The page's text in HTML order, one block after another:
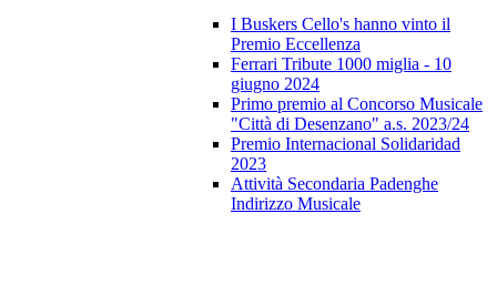
I Buskers Cello's hanno vinto il
Premio Eccellenza
Ferrari Tribute 1000 miglia - 10
giugno 2024
Primo premio al Concorso Musicale
"Città di Desenzano" a.s. 2023/24
Premio Internacional Solidaridad
2023
Attività Secondaria Padenghe
Indirizzo Musicale